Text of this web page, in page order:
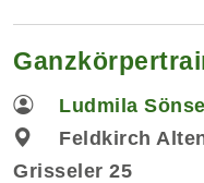
Ludmila
Feldkirch
Grisseler 25